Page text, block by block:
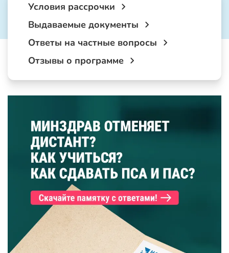
Условия рассрочки
Выдаваемые документы
Ответы на частные вопросы
Отзывы о программе